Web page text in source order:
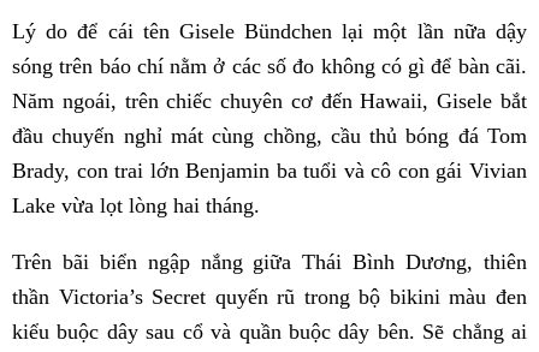
Lý do để cái tên Gisele Bündchen lại một lần nữa dậy
sóng trên báo chí nằm ở các số đo không có gì để bàn cãi.
Năm ngoái, trên chiếc chuyên cơ đến Hawaii, Gisele bắt
đầu chuyến nghỉ mát cùng chồng, cầu thủ bóng đá Tom
Brady, con trai lớn Benjamin ba tuổi và cô con gái Vivian
Lake vừa lọt lòng hai tháng.
Trên bãi biển ngập nắng giữa Thái Bình Dương, thiên
thần Victoria’s Secret quyến rũ trong bộ bikini màu đen
kiểu buộc dây sau cổ và quần buộc dây bên. Sẽ chẳng ai